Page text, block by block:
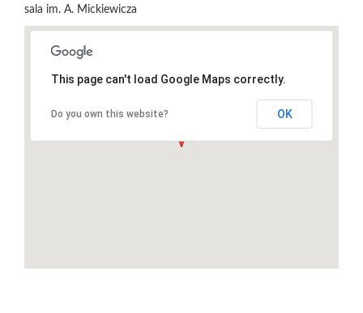
sala im. A. Mickiewicza
This page can't load Google Maps correctly.
Do you own this website? OK